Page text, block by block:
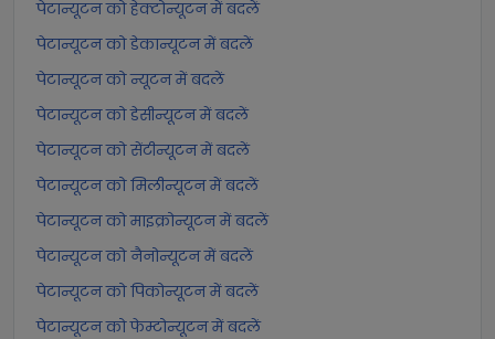
पेटान्यूटन को हेक्टोन्यूटन में बदलें
पेटान्यूटन को डेकान्यूटन में बदलें
पेटान्यूटन को न्यूटन में बदलें
पेटान्यूटन को डेसीन्यूटन में बदलें
पेटान्यूटन को सेंटीन्यूटन में बदलें
पेटान्यूटन को मिलीन्यूटन में बदलें
पेटान्यूटन को माइक्रोन्यूटन में बदलें
पेटान्यूटन को नैनोन्यूटन में बदलें
पेटान्यूटन को पिकोन्यूटन में बदलें
पेटान्यूटन को फेम्टोन्यूटन में बदलें